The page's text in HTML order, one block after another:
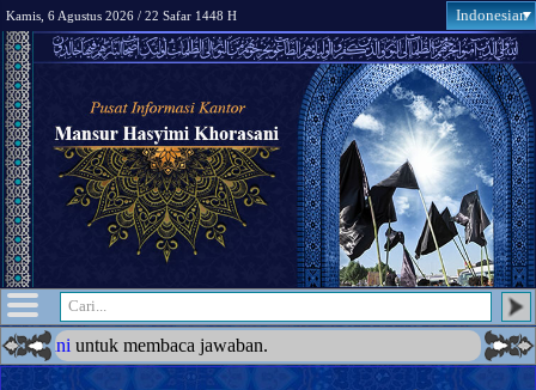
Kamis, 6 Agustus 2026 / 22 Safar 1448 H Indonesian
jawaban.